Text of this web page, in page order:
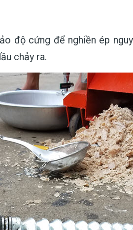
độ cứng để nghiền ép
chảy ra.